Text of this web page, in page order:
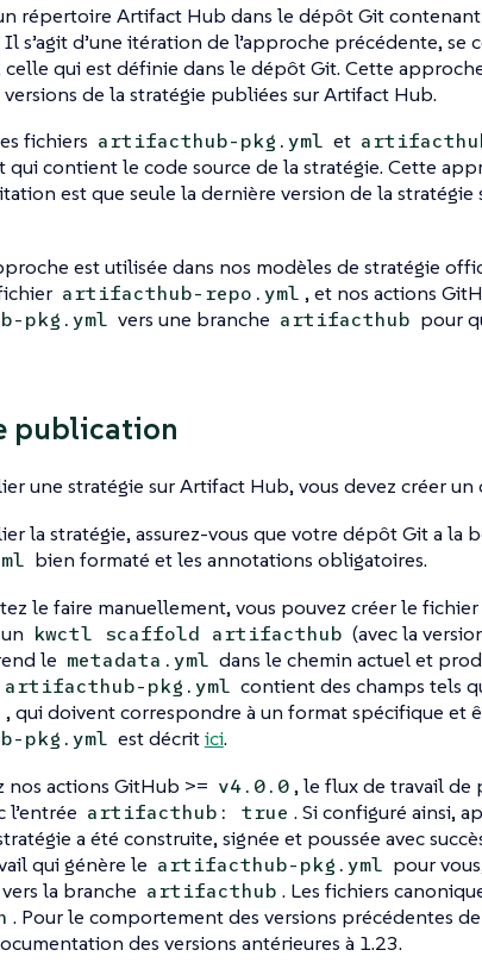
répertoire Artifact Hub dans le dépôt Git
s’agit d’une itération de l’approche précédente, se
celle qui est définie dans le dépôt Git. Cette
versions de la stratégie publiées sur Artifact Hub.
fichiers artifacthub-pkg.yml et
qui contient le code source de la stratégie. Cette
est que seule la dernière version de la stratégie
est utilisée dans nos modèles de stratégie
artifacthub-repo.yml , et nos actions
pkg.yml vers une branche artifacthub pour
publication
une stratégie sur Artifact Hub, vous devez créer un
la stratégie, assurez-vous que votre dépôt Git a la
bien formaté et les annotations obligatoires.
le faire manuellement, vous pouvez créer le fichier
kwctl scaffold artifacthub (avec la
le metadata.yml dans le chemin actuel et
artifacthub-pkg.yml contient des champs tels
, qui doivent correspondre à un format spécifique et
pkg.yml est décritici.
nos actions GitHub >= v4.0.0 , le flux de travail
l’entrée artifacthub: true . Si configuré ainsi,
a été construite, signée et poussée avec
qui génère le artifacthub-pkg.yml pour
la branche artifacthub . Les fichiers
. Pour le comportement des versions précédentes
des versions antérieures à 1.23.